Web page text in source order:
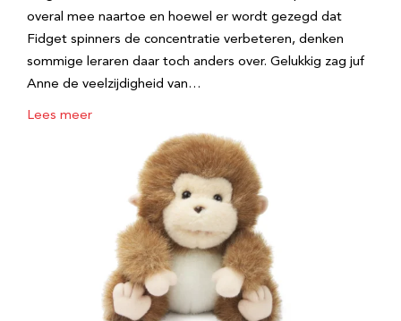
overal mee naartoe en hoewel er wordt gezegd dat
Fidget spinners de concentratie verbeteren, denken
sommige leraren daar toch anders over. Gelukkig zag juf
Anne de veelzijdigheid van…
Lees meer